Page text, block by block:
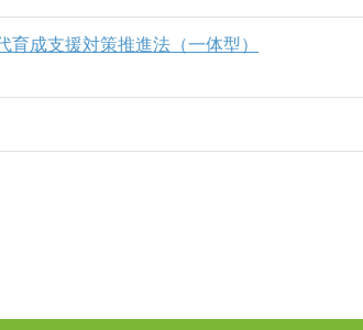
成支援対策推進法（一体型）